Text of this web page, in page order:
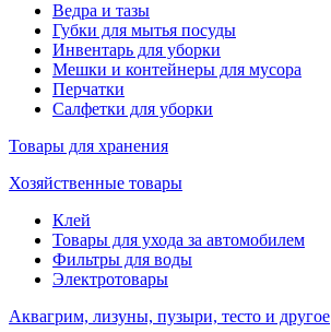
Ведра и тазы
Губки для мытья посуды
Инвентарь для уборки
Мешки и контейнеры для мусора
Перчатки
Салфетки для уборки
Товары для хранения
Хозяйственные товары
Клей
Товары для ухода за автомобилем
Фильтры для воды
Электротовары
Аквагрим, лизуны, пузыри, тесто и другое